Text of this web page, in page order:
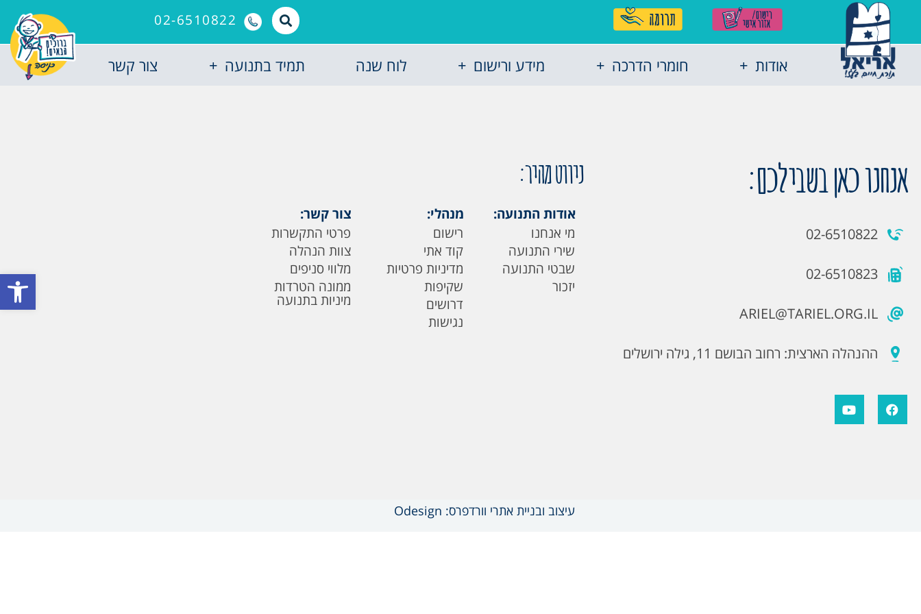
פתח
02-6510822
אודות חומרי הדרכה מידע ורישום לוח שנה תמיד בתנועה צור קשר
אנחנו כאן בשבילכם:
02-6510822
02-6510823
ARIEL@TARIEL.ORG.IL
ההנהלה הארצית: רחוב הבושם 11, גילה ירושלים
ניווט מהיר:
אודות התנועה:
מי אנחנו
שירי התנועה
שבטי התנועה
יזכור
מנהלי:
רישום
קוד אתי
מדיניות פרטיות
שקיפות
דרושים
נגישות
צור קשר:
פרטי התקשרות
צוות הנהלה
מלווי סניפים
ממונה הטרדות
מיניות בתנועה
עיצוב ובניית אתרי וורדפרס: Odesign